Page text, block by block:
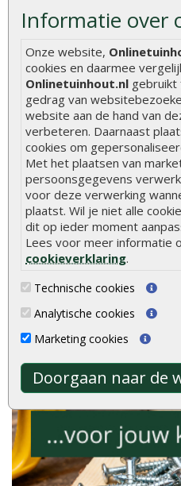
Informatie over
Onze website,
cookies en daarmee
Onlinetuinhout.nl gebruikt
gedrag van
website aan de hand van
verbeteren. Daarnaast
cookies om
Met het plaatsen van
persoonsgegevens
voor deze verwerking
plaatst. Wil je niet alle
dit op ieder moment
Lees voor meer informatie
cookieverklaring.
Technische cookies
Analytische cookies
Marketing cookies
Doorgaan naar de